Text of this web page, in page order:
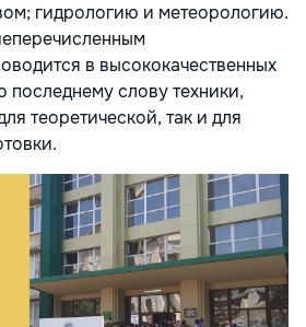
гидрологию и метеорологию.
в высококачественных
последнему слову техники,
теоретической, так и для